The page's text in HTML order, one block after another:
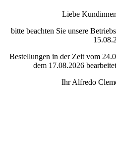
Liebe
bitte beachten Sie unsere
Bestellungen in der Zeit vom
dem 17.08.2026
Ihr Alfredo